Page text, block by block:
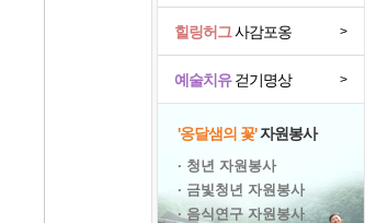
예술치유걷기명상 >
힐링허그사감포옹 >
'옹달샘의 꽃'자원봉사
· 청년 자원봉사
· 금빛청년 자원봉사
· 음식연구 자원봉사